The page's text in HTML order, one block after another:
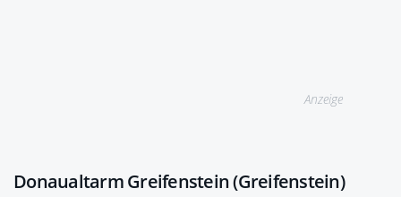
Anzeige
Donaualtarm Greifenstein (Greifenstein)